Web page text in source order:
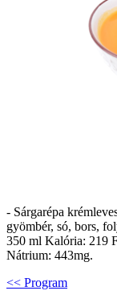
- Sárgarépa
gyömbér, só, bors,
350 ml Kalória: 219
Nátrium: 443mg.
<< Program